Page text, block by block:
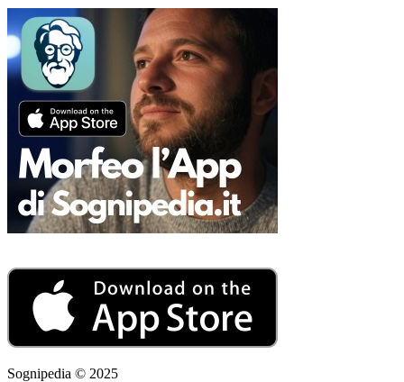
Sognipedia © 2025